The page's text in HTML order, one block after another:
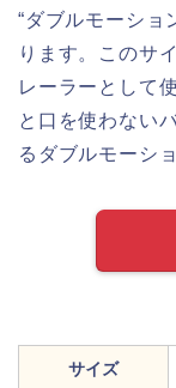
“ダブルモーショ
ります。このサ
レーラーとして
と口を使わない
るダブルモーシ
サイズ